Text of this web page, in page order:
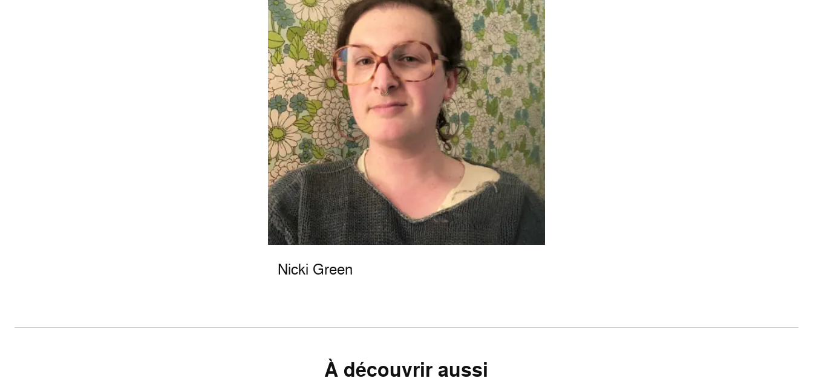
Nicki Green
À découvrir aussi